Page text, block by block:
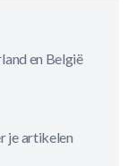
en België
je artikelen